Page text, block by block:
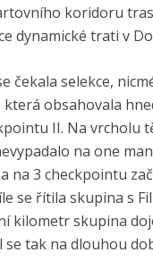
koridoru
dynamické trati v
čekala selekce,
obsahovala
II. Na vrcholu
na one
na 3 checkpointu
se řítila skupina s
kilometr skupina
se tak na dlouhou